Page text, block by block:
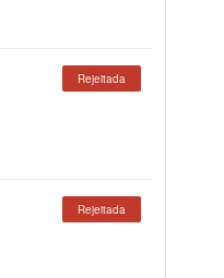
Rejeitada
Rejeitada